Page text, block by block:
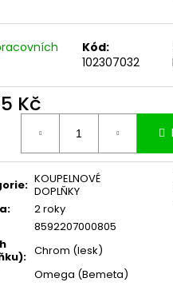
Kód:
102307032
Kč
: KOUPELNOVÉ
DOPLŇKY
:
2 roky
8592207000805
: Chrom (lesk)
Omega (Bemeta)